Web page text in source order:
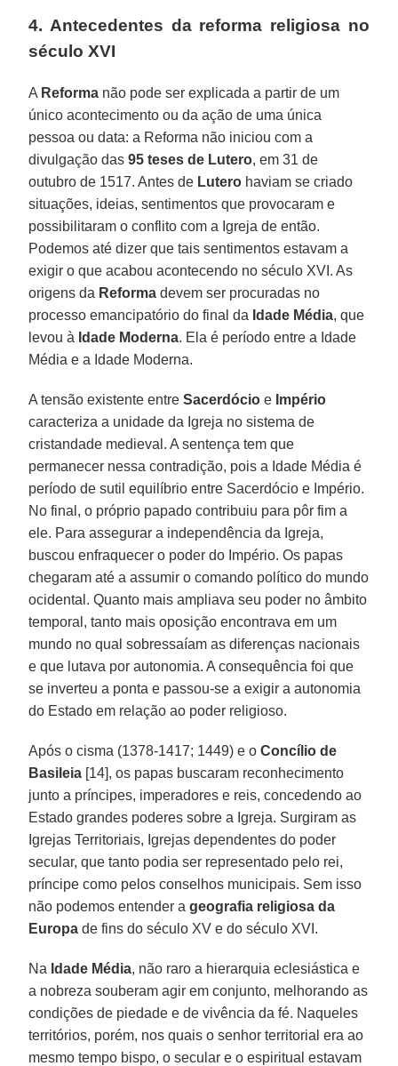
4. Antecedentes da reforma religiosa no
século XVI
A Reforma não pode ser explicada a partir de um
único acontecimento ou da ação de uma única
pessoa ou data: a Reforma não iniciou com a
divulgação das95 teses de Lutero, em 31 de
outubro de 1517. Antes de Lutero haviam se criado
situações, ideias, sentimentos que provocaram e
possibilitaram o conflito com a Igreja de então.
Podemos até dizer que tais sentimentos estavam a
exigir o que acabou acontecendo no século XVI. As
origens da Reforma devem ser procuradas no
processo emancipatório do final da Idade Média, que
levou à Idade Moderna. Ela é período entre a Idade
Média e a Idade Moderna.
A tensão existente entreSacerdócio e Império
caracteriza a unidade da Igreja no sistema de
cristandade medieval. A sentença tem que
permanecer nessa contradição, pois a Idade Média é
período de sutil equilíbrio entre Sacerdócio e Império.
No final, o próprio papado contribuiu para pôr fim a
ele. Para assegurar a independência da Igreja,
buscou enfraquecer o poder do Império. Os papas
chegaram até a assumir o comando político do mundo
ocidental. Quanto mais ampliava seu poder no âmbito
temporal, tanto mais oposição encontrava em um
mundo no qual sobressaíam as diferenças nacionais
e que lutava por autonomia. A consequência foi que
se inverteu a ponta e passou-se a exigir a autonomia
do Estado em relação ao poder religioso.
Após o cisma (1378-1417; 1449) e oConcílio de
Basileia [14], os papas buscaram reconhecimento
junto a príncipes, imperadores e reis, concedendo ao
Estado grandes poderes sobre a Igreja. Surgiram as
Igrejas Territoriais, Igrejas dependentes do poder
secular, que tanto podia ser representado pelo rei,
príncipe como pelos conselhos municipais. Sem isso
não podemos entender ageografia religiosa da
Europa de fins do século XV e do século XVI.
Na Idade Média, não raro a hierarquia eclesiástica e
a nobreza souberam agir em conjunto, melhorando as
condições de piedade e de vivência da fé. Naqueles
territórios, porém, nos quais o senhor territorial era ao
mesmo tempo bispo, o secular e o espiritual estavam